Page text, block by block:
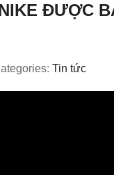
ĐƯỢC
Tin tức